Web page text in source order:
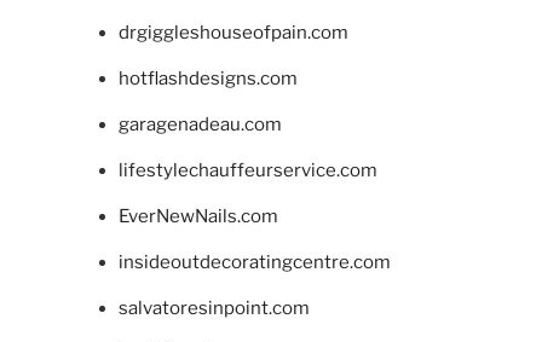
drgiggleshouseofpain.com
hotflashdesigns.com
garagenadeau.com
lifestylechauffeurservice.com
EverNewNails.com
insideoutdecoratingcentre.com
salvatoresinpoint.com